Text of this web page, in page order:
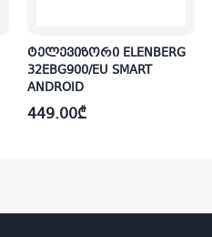
ტელევიზორი ELENBERG
32EBG900/EU SMART
ANDROID
449.00₾